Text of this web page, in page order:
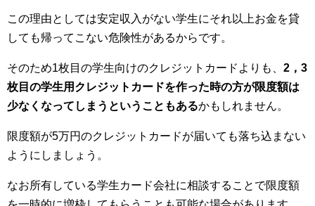
この理由としては安定収入がない学生にそれ以上お金を貸
しても帰ってこない危険性があるからです。
そのため1枚目の学生向けのクレジットカードよりも、 2，3
枚目の学生用クレジットカードを作った時の方が限度額は
少なくなってしまうということもあるかもしれません。
限度額が5万円のクレジットカードが届いても落ち込まない
ようにしましょう。
なお所有している学生カード会社に相談することで限度額